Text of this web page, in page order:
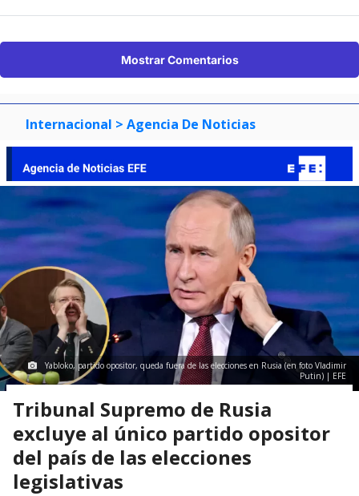
Mostrar Comentarios
Internacional > Agencia De Noticias
Yabloko, partido opositor, queda fuera de las elecciones en Rusia (en foto Vladimir
Putin) | EFE
Tribunal Supremo de Rusia
excluye al único partido opositor
del país de las elecciones
legislativas